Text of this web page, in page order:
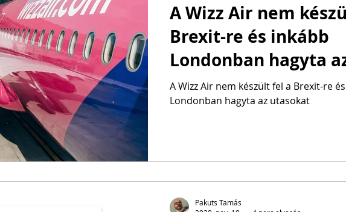
A Wizz Air nem
Brexit-re és inkább
Londonban hagyta
utasokat
A Wizz Air nem készült fel a Brexit-re
Londonban hagyta az utasokat
Pakuts Tamás